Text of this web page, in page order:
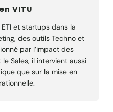
VITU
ETI et startups dans la
des outils Techno et
par l’impact des
Sales, il intervient aussi
que sur la mise en